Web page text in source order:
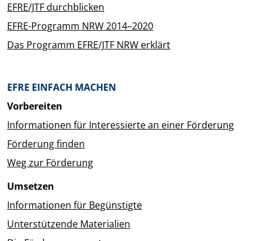
EFRE/JTF durchblicken
EFRE-Programm NRW 2014–2020
Das Programm EFRE/JTF NRW erklärt
EFRE EINFACH MACHEN
Vorbereiten
Informationen für Interessierte an einer Förderung
Förderung finden
Weg zur Förderung
Umsetzen
Informationen für Begünstigte
Unterstützende Materialien